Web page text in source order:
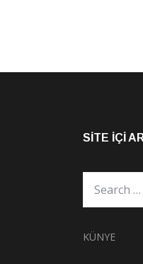
SITE İÇI
KÜNYE